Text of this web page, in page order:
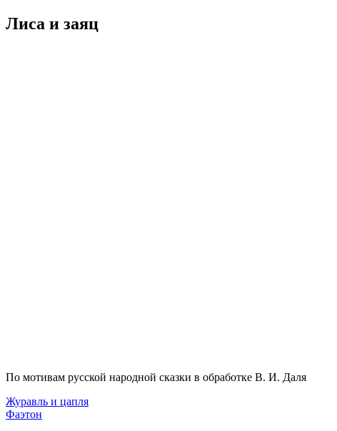
Лиса и заяц
По мотивам русской народной сказки в обработке В. И. Даля
Журавль и цапля
Фаэтон